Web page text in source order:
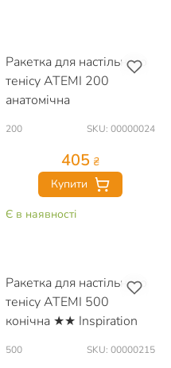
Ракетка для настільного
тенісу ATEMI 200
анатомічна
200 SKU: 00000024
405 ₴
Купити
Є в наявності
Ракетка для настільного
тенісу ATEMI 500
конічна ★★ Inspiration
500 SKU: 00000215